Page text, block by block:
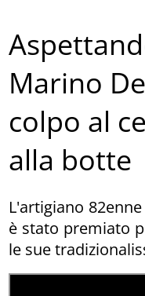
Marino
colpo al
alla botte
L'artigiano
è stato premiato
le sue